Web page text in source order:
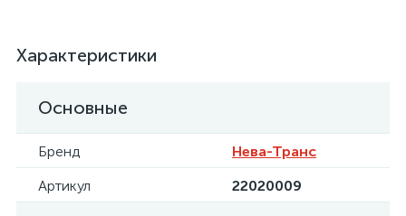
Характеристики
Основные
Бренд
Нева-Транс
Артикул
22020009